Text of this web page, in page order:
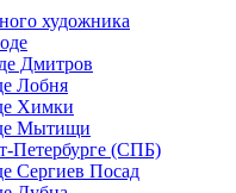
художника
Дмитров
Лобня
Химки
Мытищи
Петербурге (СПБ)
Сергиев Посад